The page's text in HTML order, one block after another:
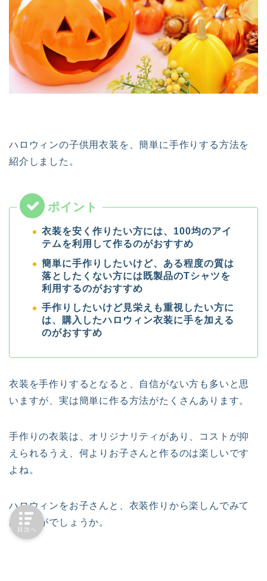
ハロウィンの子供用衣装を、簡単に手作りする方法を
紹介しました。
衣装を安く作りたい方には、100均のアイ
テムを利用して作るのがおすすめ
簡単に手作りしたいけど、ある程度の質は
落としたくない方には既製品のTシャツを
利用するのがおすすめ
手作りしたいけど見栄えも重視したい方に
は、購入したハロウィン衣装に手を加える
のがおすすめ
衣装を手作りするとなると、自信がない方も多いと思
いますが、実は簡単に作る方法がたくさんあります。
手作りの衣装は、オリジナリティがあり、コストが抑
えられるうえ、何よりお子さんと作るのは楽しいです
よね。
ハロウィンをお子さんと、衣装作りから楽しんでみて
はいかがでしょうか。
目次へ